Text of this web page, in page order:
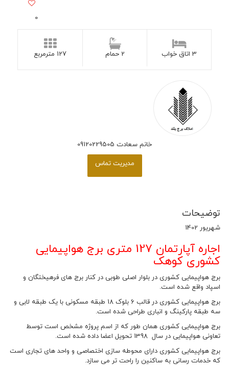
127 مترمربع
خانم سعادت 09120229505
مدیریت تماس
توضیحات
شهریور 1402
اجاره آپارتمان 127 متری برج هواپیمایی
کشوری کوهک
برج هواپیمایی کشوری در بلوار اصلی طوبی در کنار برج های فرهیختگان و
اسپاد واقع شده است.
برج هواپیمایی کشوری در قالب 6 بلوک 18 طبقه مسکونی با یک طبقه لابی و
سه طبقه پارکینگ و انباری طراحی شده است.
برج هواپیمایی کشوری همان طور که از اسم پروژه مشخص است توسط
تعاونی هواپیمایی در سال 1398 تحویل اعضا داده شده است.
برج هواپیمایی کشوری دارای محوطه سازی اختصاصی و واحد های تجاری است
که خدمات رسانی به ساکنین را راحت تر می سازد.